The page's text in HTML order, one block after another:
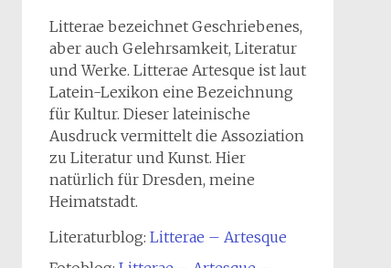
Litterae bezeichnet Geschriebenes,
aber auch Gelehrsamkeit, Literatur
und Werke. Litterae Artesque ist laut
Latein-Lexikon eine Bezeichnung
für Kultur. Dieser lateinische
Ausdruck vermittelt die Assoziation
zu Literatur und Kunst. Hier
natürlich für Dresden, meine
Heimatstadt.
Literaturblog: Litterae – Artesque